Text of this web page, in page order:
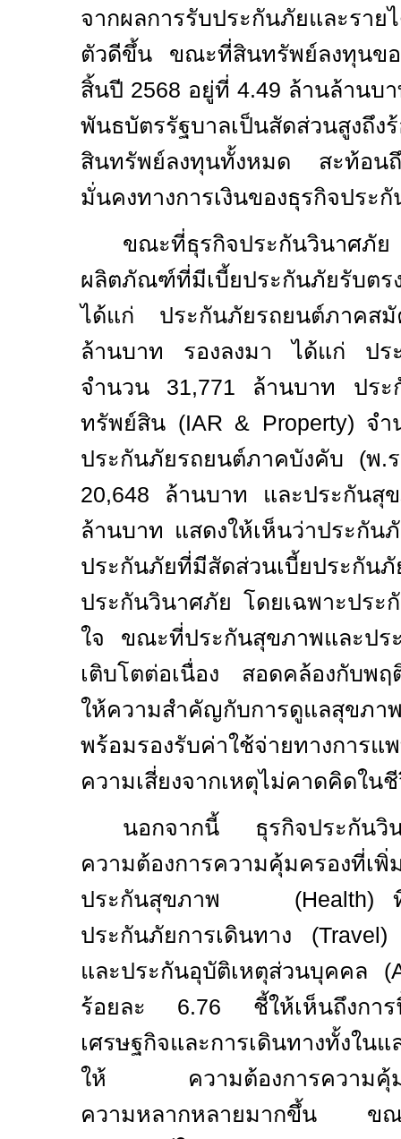
จากผลการรับประกันภัยและราย
ตัวดีขึ้น ขณะที่สินทรัพย์ลงทุนข
สิ้นปี 2568 อยู่ที่ 4.49 ล้านล้าน
พันธบัตรรัฐบาลเป็นสัดส่วน
สินทรัพย์ลงทุนทั้งหมด สะท้อนถึ
มั่นคงทางการเงินของธุรกิจประ
ขณะที่ธุรกิจประกันวินาศภั
ผลิตภัณฑ์ที่มีเบี้ยประกันภัยรับต
ได้แก่ ประกันภัยรถยนต์ภาคสมั
ล้านบาท รองลงมา ได้แก่ ปร
จำนวน 31,771 ล้านบาท ประกั
ทรัพย์สิน (IAR & Property) จำ
ประกันภัยรถยนต์ภาคบัง
20,648 ล้านบาท และประกันสุ
ล้านบาท แสดงให้เห็นว่าประกัน
ประกันภัยที่มีสัดส่วนเบี้ยประกัน
ประกันวินาศภัย โดยเฉพาะปร
ใจ ขณะที่ประกันสุขภาพและปร
เติบโตต่อเนื่อง สอดคล้องกับพ
ให้ความสำคัญกับการดูแลสุข
พร้อมรองรับค่าใช้จ่ายทางการแ
ความเสี่ยงจากเหตุไม่คาดคิดใน
นอกจากนี้ ธุรกิจประกันวิน
ความต้องการความคุ้มครอง
ประกันสุขภาพ (Health)
ประกันภัยการเดินทาง (
และประกันอุบัติเหตุส่วนบุคคล (
ร้อยละ 6.76 ชี้ให้เห็นถึงการ
เศรษฐกิจและการเดินทางทั้งใน
ให้ ความต้องการความคุ้มค
ความหลากหลายมากขึ้น ข